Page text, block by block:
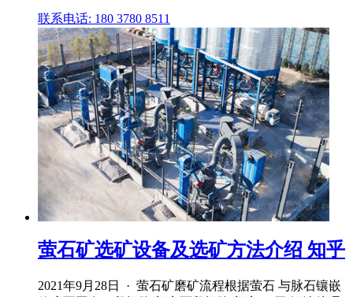
联系电话: 180 3780 8511
萤石矿选矿设备及选矿方法介绍 知乎
2021年9月28日 · 萤石矿磨矿流程根据萤石 与脉石镶嵌